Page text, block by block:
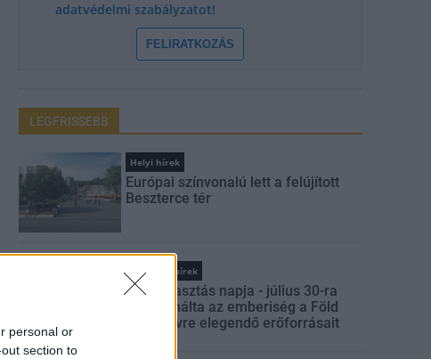
personal or
section to
adatvédelmi szabályzatot!
FELIRATKOZÁS
LEGFRISSEBB
Helyi hírek
Európai színvonalú lett a felújított
Beszterce tér
Országos hírek
Túlfogyasztás napja - július 30-ra
felhasználta az emberiség a Föld
egész évre elegendő erőforrásait